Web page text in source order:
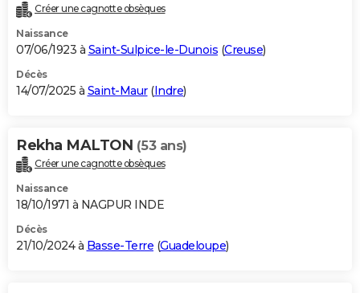
Destinations
City break
Voyage nature
Voyage de noces
Forum
Climat
+PHOTO
GUIDES D'ACHAT
BONS PLANS
Carte de Noël
Carte Bonne année
Carte Saint-Valentin
Carte Pâques
Carte d'anniversaire
DICTIONNAIRE
Dictionnaire
Biographies
Citations
Expressions
Proverbes
PROGRAMME TV
S'inscrire
Se connecter
Lycées
Collèges
Primaires
Universités
Entreprises
Service militaire
Avis de recherche
AVIS DE DÉCÈS
Créer une cagnotte obsèques
Naissance
07/06/1923 à Saint-Sulpice-le-Dunois (Creuse)
Décès
14/07/2025 à Saint-Maur(Indre)
Rekha MALTON (53 ans)
Créer une cagnotte obsèques
Naissance
18/10/1971 à NAGPUR INDE
Décès
21/10/2024 à Basse-Terre (Guadeloupe)